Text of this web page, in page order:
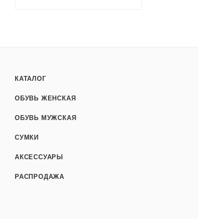
КАТАЛОГ
ОБУВЬ ЖЕНСКАЯ
ОБУВЬ МУЖСКАЯ
СУМКИ
АКСЕССУАРЫ
РАСПРОДАЖА